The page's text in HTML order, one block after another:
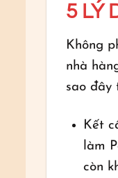
5 LÝ
Không
nhà
sao đây
Kết
làm
còn